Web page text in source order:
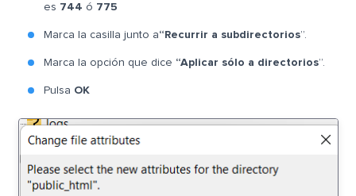
es 744 ó 775
Marca la casilla junto a“Recurrir a subdirectorios”.
Marca la opción que dice “Aplicar sólo a directorios”.
Pulsa OK